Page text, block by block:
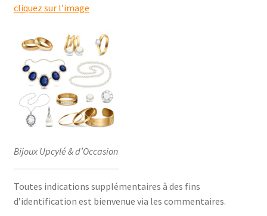
cliquez sur l’image
Bijoux Upcylé & d’Occasion
Toutes indications supplémentaires à des fins
d’identification est bienvenue via les commentaires.